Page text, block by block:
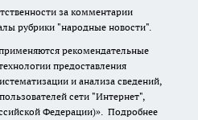
за комментарии
рубрики "народные новости".
рекомендательные
предоставления
и анализа сведений,
сети "Интернет",
Федерации)». Подробнее